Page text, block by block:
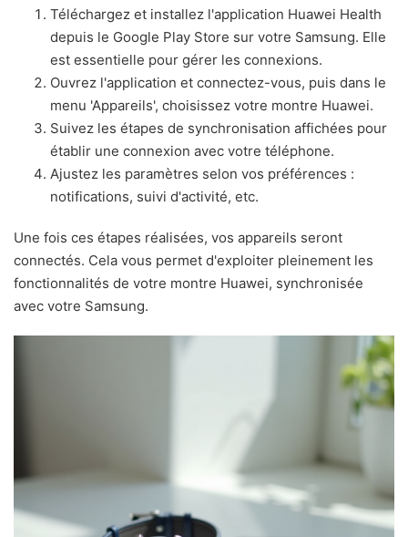
Téléchargez et installez l'application Huawei Health
depuis le Google Play Store sur votre Samsung. Elle
est essentielle pour gérer les connexions.
Ouvrez l'application et connectez-vous, puis dans le
menu 'Appareils', choisissez votre montre Huawei.
Suivez les étapes de synchronisation affichées pour
établir une connexion avec votre téléphone.
Ajustez les paramètres selon vos préférences :
notifications, suivi d'activité, etc.
Une fois ces étapes réalisées, vos appareils seront
connectés. Cela vous permet d'exploiter pleinement les
fonctionnalités de votre montre Huawei, synchronisée
avec votre Samsung.